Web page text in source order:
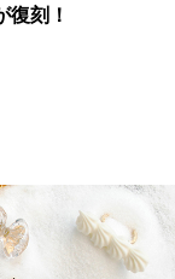
刻！